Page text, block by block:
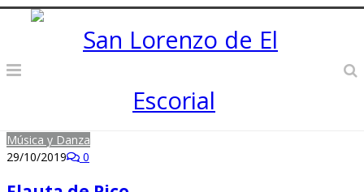
Música y Danza
29/10/2019
0